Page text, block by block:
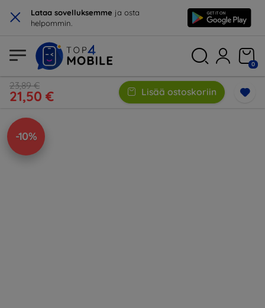
× Lataa sovelluksemme ja osta
helpommin.
0
23,89 €
21,50 € Lisää ostoskoriin
-10%